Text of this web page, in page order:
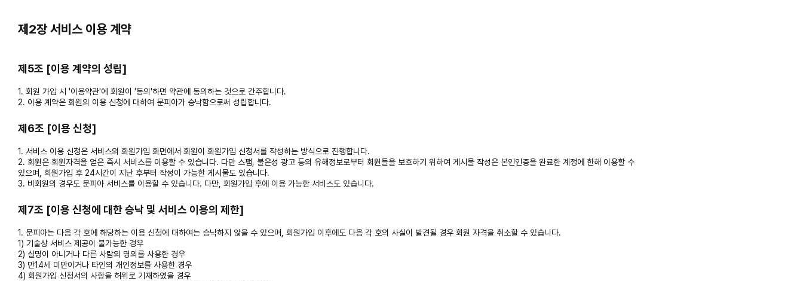
제2장 서비스 이용 계약
제5조 [이용 계약의 성립]
1. 회원 가입 시 '이용약관'에 회원이 '동의'하면 약관에 동의하는 것으로 간주합니다.
2. 이용 계약은 회원의 이용 신청에 대하여 문피아가 승낙함으로써 성립합니다.
제6조 [이용 신청]
1. 서비스 이용 신청은 서비스의 회원가입 화면에서 회원이 회원가입 신청서를 작성하는 방식으로 진행합니다.
2. 회원은 회원자격을 얻은 즉시 서비스를 이용할 수 있습니다. 다만 스팸, 불온성 광고 등의 유해정보로부터 회원들을 보호하기 위하여 게시물 작성은 본인인증을 완료한 계정에 한해 이용할 수
있으며, 회원가입 후 24시간이 지난 후부터 작성이 가능한 게시물도 있습니다.
3. 비회원의 경우도 문피아 서비스를 이용할 수 있습니다. 다만, 회원가입 후에 이용 가능한 서비스도 있습니다.
제7조 [이용 신청에 대한 승낙 및 서비스 이용의 제한]
1. 문피아는 다음 각 호에 해당하는 이용 신청에 대하여는 승낙하지 않을 수 있으며, 회원가입 이후에도 다음 각 호의 사실이 발견될 경우 회원 자격을 취소할 수 있습니다.
1) 기술상 서비스 제공이 불가능한 경우
2) 실명이 아니거나 다른 사람의 명의를 사용한 경우
3) 만14세 미만이거나 타인의 개인정보를 사용한 경우
4) 회원가입 신청서의 사항을 허위로 기재하였을 경우